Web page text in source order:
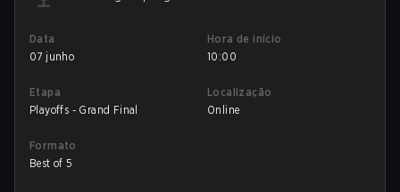
Data
07 junho
Hora de início
10:00
Etapa
Playoffs - Grand Final
Localização
Online
Formato
Best of 5